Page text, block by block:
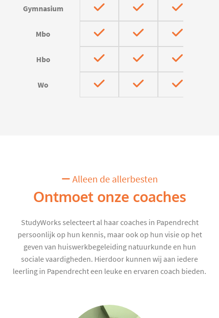
Gymnasium
Mbo
Hbo
Wo
Alleen de allerbesten
Ontmoet onze coaches
StudyWorks selecteert al haar coaches in Papendrecht
persoonlijk op hun kennis, maar ook op hun visie op het
geven van huiswerkbegeleiding natuurkunde en hun
sociale vaardigheden. Hierdoor kunnen wij aan iedere
leerling in Papendrecht een leuke en ervaren coach bieden.